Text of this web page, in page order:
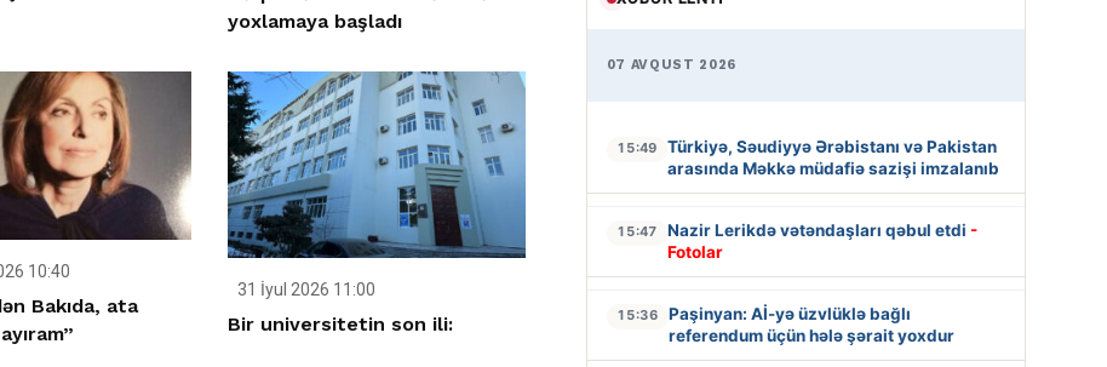
yoxlamaya başladı
10:40
Bakıda, ata
31 İyul 2026 11:00
Bir universitetin son ili:
07 AVQUST 2026
15:49
Türkiyə, Səudiyyə Ərəbistanı və Pakistan
arasında Məkkə müdafiə sazişi imzalanıb
15:47 Nazir Lerikdə vətəndaşları qəbul etdi -
Fotolar
15:36
Paşinyan: Aİ-yə üzvlüklə bağlı
referendum üçün hələ şərait yoxdur